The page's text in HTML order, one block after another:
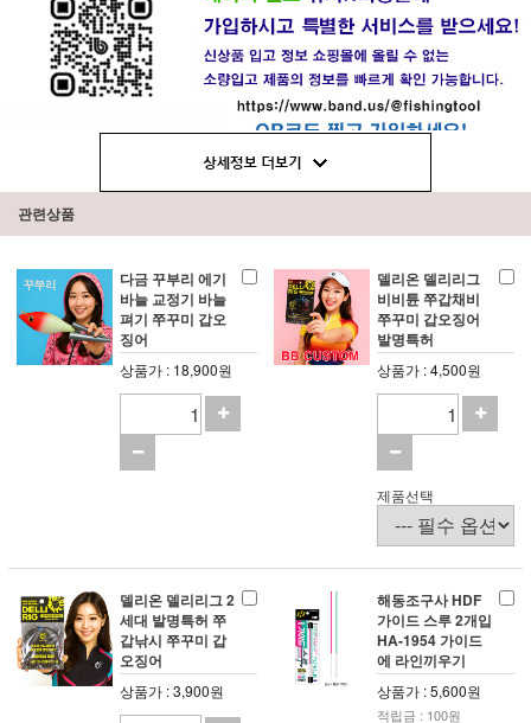
관련상품
다금 꾸부리 에기
바늘 교정기 바늘
펴기 쭈꾸미 갑오
징어
상품가 : 18,900원
델리온 델리리그
비비튠 쭈갑채비
쭈꾸미 갑오징어
발명특허
상품가 : 4,500원
제품선택
델리온 델리리그 2
세대 발명특허 쭈
갑낚시 쭈꾸미 갑
오징어
상품가 : 3,900원
해동조구사 HDF
가이드 스루 2개입
HA-1954 가이드
에 라인끼우기
상품가 : 5,600원
적립금 : 100원